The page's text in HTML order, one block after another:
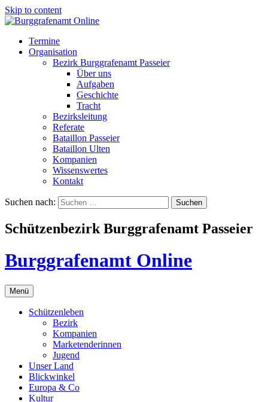
Skip to content
Termine
Organisation
Bezirk Burggrafenamt Passeier
Über uns
Aufgaben
Geschichte
Tracht
Bezirksleitung
Referate
Bataillon Passeier
Bataillon Ulten
Kompanien
Wissenswertes
Kontakt
Suchen nach:
Schützenbezirk Burggrafenamt Passeier
Burggrafenamt Online
Menü
Schützenleben
Bezirk
Kompanien
Marketenderinnen
Jugend
Unser Land
Blickwinkel
Europa & Co
Kultur